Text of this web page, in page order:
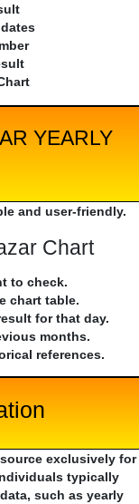
YEARLY
and user-friendly.
Chart
to check.
chart table.
for that day.
months.
references.
exclusively for
typically
such as yearly